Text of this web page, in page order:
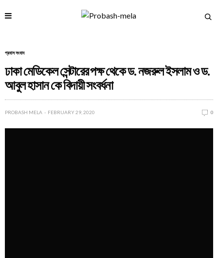
প্রবাস সংবাদ
ঢাকা মেডিকেল সেন্টারের পক্ষ থেকে ড. নজরুল ইসলাম ও ড.
আবুল হাসান কে বিদায়ী সংবর্ধনা
PROBASH MELA FEBRUARY 29, 2020 0